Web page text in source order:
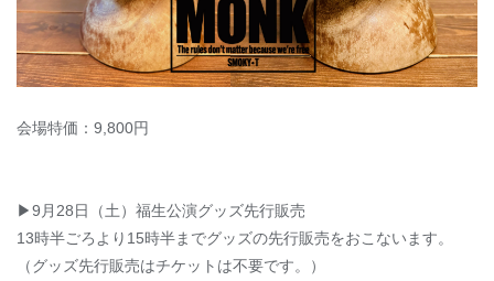
会場特価：9,800円
▶︎9月28日（土）福生公演グッズ先行販売
13時半ごろより15時半までグッズの先行販売をおこないます。
（グッズ先行販売はチケットは不要です。）